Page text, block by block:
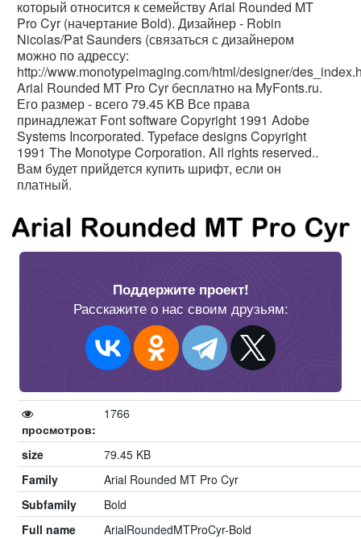
который относится к семейству Arial Rounded MT
Pro Cyr (начертание Bold). Дизайнер - Robin
Nicolas/Pat Saunders (связаться с дизайнером
можно по адрессу:
http://www.monotypeimaging.com/html/designer/
Arial Rounded MT Pro Cyr бесплатно на MyFonts.ru.
Его размер - всего 79.45 KB Все права
принадлежат Font software Copyright 1991 Adobe
Systems Incorporated. Typeface designs Copyright
1991 The Monotype Corporation. All rights reserved..
Вам будет прийдется купить шрифт, если он
платный.
Поддержите проект!
Расскажите о нас своим друзьям:
просмотров:
1766
size
79.45 KB
Family
Arial Rounded MT Pro Cyr
Subfamily
Bold
Full name
ArialRoundedMTProCyr-Bold